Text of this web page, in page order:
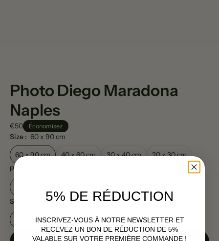
Photo Diego Maradona
Naples
€50 Économisez
Size : 60 x 90 cm
60 x 90 cm 40 x 60 cm 30 x 40 cm
20 x 30 cm
Paper :
Style :
Sans cadre
Sans cadre Cadre noir Cadre blanc
5% DE RÉDUCTION
INSCRIVEZ-VOUS À NOTRE NEWSLETTER ET
RECEVEZ UN BON DE RÉDUCTION DE 5%
VALABLE SUR VOTRE PREMIÈRE COMMANDE !